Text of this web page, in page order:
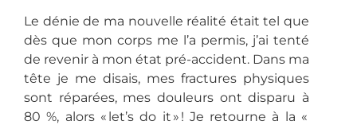
Le dénie de ma nouvelle réalité était tel que
dès que mon corps me l’a permis, j’ai tenté
de revenir à mon état pré-accident. Dans ma
tête je me disais, mes fractures physiques
sont réparées, mes douleurs ont disparu à
80 %, alors « let’s do it » ! Je retourne à la «